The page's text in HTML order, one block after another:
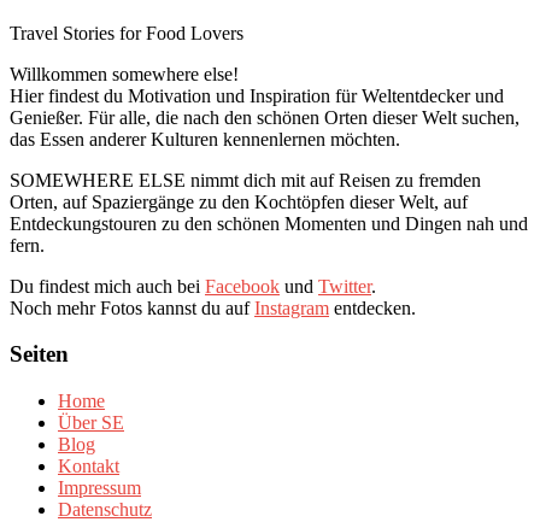
Travel Stories for Food Lovers
Willkommen somewhere else!
Hier findest du Motivation und Inspiration für Weltentdecker und
Genießer. Für alle, die nach den schönen Orten dieser Welt suchen,
das Essen anderer Kulturen kennenlernen möchten.
SOMEWHERE ELSE nimmt dich mit auf Reisen zu fremden
Orten, auf Spaziergänge zu den Kochtöpfen dieser Welt, auf
Entdeckungstouren zu den schönen Momenten und Dingen nah und
fern.
Du findest mich auch bei Facebook und Twitter.
Noch mehr Fotos kannst du aufInstagram entdecken.
Seiten
Home
Über SE
Blog
Kontakt
Impressum
Datenschutz